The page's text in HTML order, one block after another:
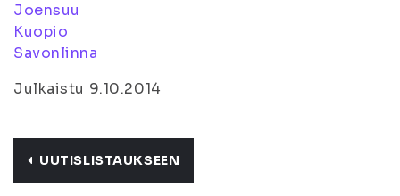
Joensuu
Kuopio
Savonlinna
Julkaistu 9.10.2014
UUTISLISTAUKSEEN